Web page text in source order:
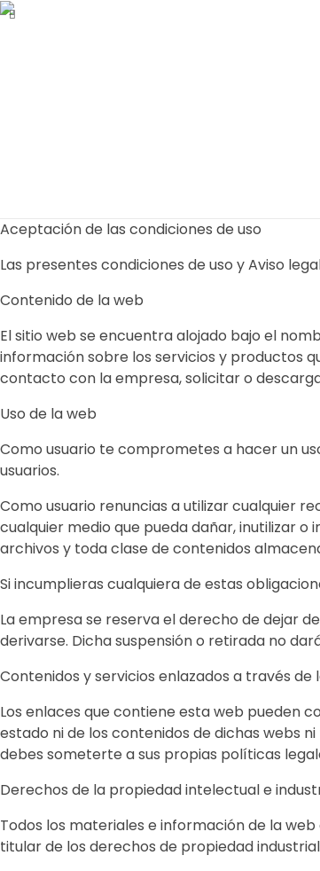
Just another WordPress site
Aceptación de las condiciones de uso
Las presentes condiciones de uso y Aviso
Contenido de la web
El sitio web se encuentra alojado bajo el
información sobre los servicios y productos
contacto con la empresa, solicitar o
Uso de la web
Como usuario te comprometes a hacer un
usuarios.
Como usuario renuncias a utilizar cualquier
cualquier medio que pueda dañar, inutilizar
archivos y toda clase de contenidos
Si incumplieras cualquiera de estas
La empresa se reserva el derecho de dejar
derivarse. Dicha suspensión o retirada no
Contenidos y servicios enlazados a través de
Los enlaces que contiene esta web pueden
estado ni de los contenidos de dichas webs
debes someterte a sus propias políticas
Derechos de la propiedad intelectual e
Todos los materiales e información de la web
titular de los derechos de propiedad